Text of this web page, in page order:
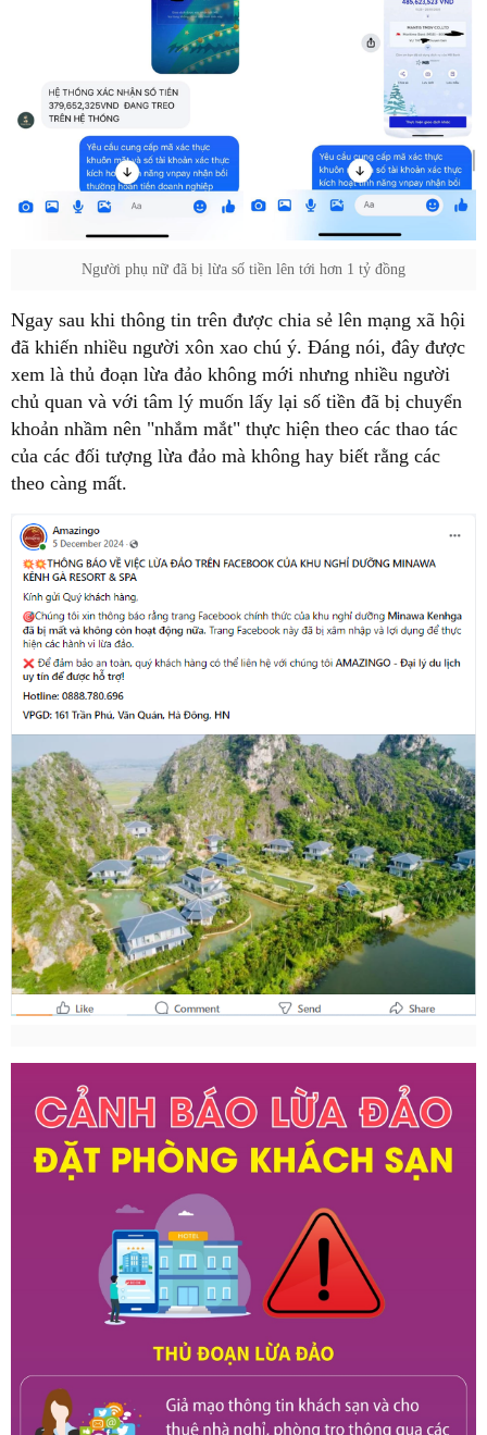
Người phụ nữ đã bị lừa số tiền lên tới hơn 1 tỷ đồng
Ngay sau khi thông tin trên được chia sẻ lên mạng xã hội
đã khiến nhiều người xôn xao chú ý. Đáng nói, đây được
xem là thủ đoạn lừa đảo không mới nhưng nhiều người
chủ quan và với tâm lý muốn lấy lại số tiền đã bị chuyển
khoản nhầm nên "nhắm mắt" thực hiện theo các thao tác
của các đối tượng lừa đảo mà không hay biết rằng các
theo càng mất.